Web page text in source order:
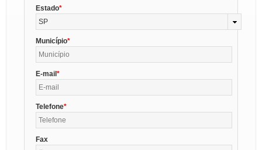
Estado
SP
Município
E-mail
Telefone
Fax